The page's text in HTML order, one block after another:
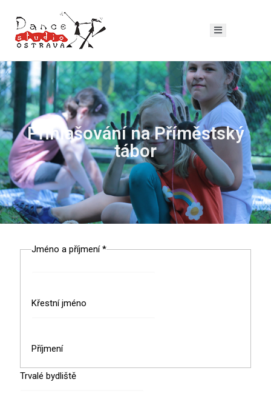
Přihlašování na Příměstský
tábor
Jméno a příjmení*
Křestní jméno
Příjmení
Trvalé bydliště